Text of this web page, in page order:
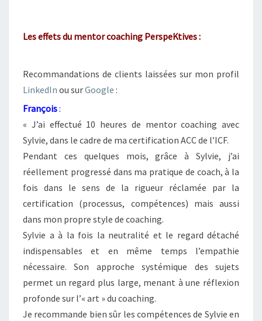
Les effets du mentor coaching PerspeKtives :
Recommandations de clients laissées sur mon profil
LinkedIn ou surGoogle :
François:
« J’ai effectué 10 heures de mentor coaching avec
Sylvie, dans le cadre de ma certification ACC de l’ICF.
Pendant ces quelques mois, grâce à Sylvie, j’ai
réellement progressé dans ma pratique de coach, à la
fois dans le sens de la rigueur réclamée par la
certification (processus, compétences) mais aussi
dans mon propre style de coaching.
Sylvie a à la fois la neutralité et le regard détaché
indispensables et en même temps l’empathie
nécessaire. Son approche systémique des sujets
permet un regard plus large, menant à une réflexion
profonde sur l’« art » du coaching.
Je recommande bien sûr les compétences de Sylvie en